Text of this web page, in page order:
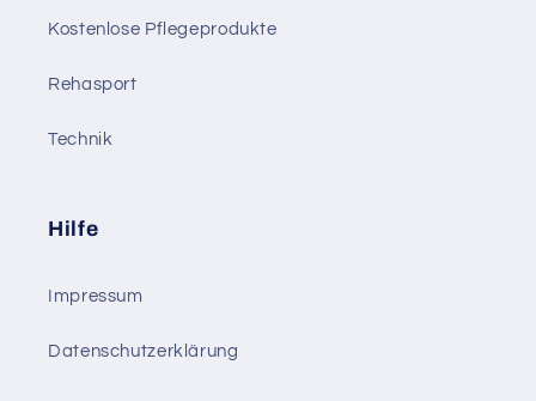
Kostenlose Pflegeprodukte
Rehasport
Technik
Hilfe
Impressum
Datenschutzerklärung